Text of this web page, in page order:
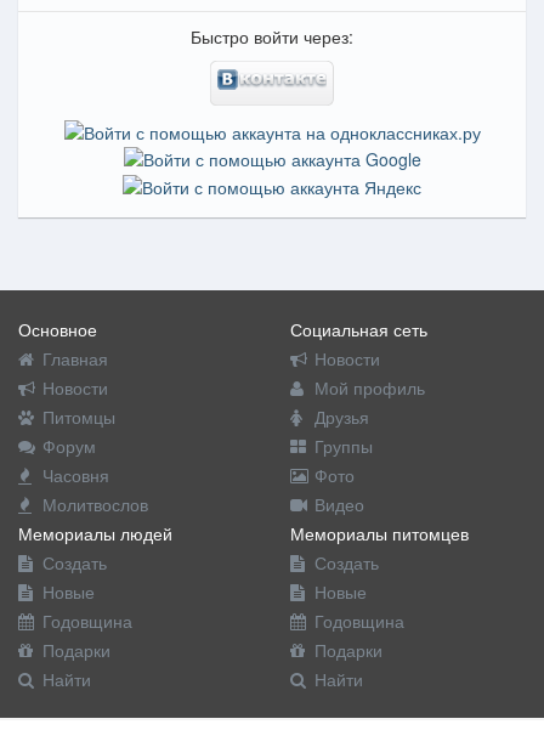
Быстро войти через:
Основное
Главная
Новости
Питомцы
Форум
Часовня
Молитвослов
Социальная сеть
Новости
Мой профиль
Друзья
Группы
Фото
Видео
Мемориалы людей
Создать
Новые
Годовщина
Подарки
Найти
Мемориалы питомцев
Создать
Новые
Годовщина
Подарки
Найти